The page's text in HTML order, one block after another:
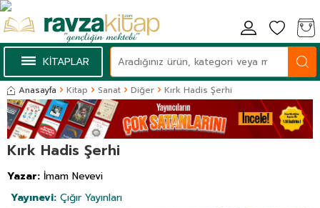
KİTAPLAR
Anasayfa Kitap Sanat Diğer Kırk Hadis Şerhi
Kırk Hadis Şerhi
Yazar: İmam Nevevi
Yayınevi: Çığır Yayınları